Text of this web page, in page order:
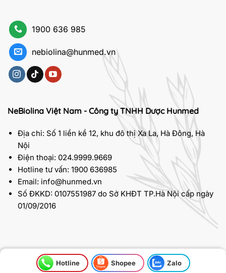
1900 636 985
nebiolina@hunmed.vn
NeBiolina Việt Nam - Công ty TNHH Dược Hunmed
Địa chỉ: Số 1 liền kề 12, khu đô thị Xa La, Hà Đông, Hà
Nội
Điện thoại: 024.9999.9669
Hotline tư vấn: 1900 636985
Email: info@hunmed.vn
Số ĐKKD: 0107551987 do Sở KHĐT TP.Hà Nội cấp ngày
01/09/2016
2026 © Bản quyền thuộc về NeBiolina
Hotline Shopee Zalo